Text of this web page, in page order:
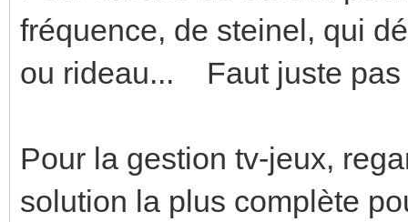
fréquence, de steinel, qui
ou rideau... Faut juste pas
Pour la gestion tv-jeux,
solution la plus complète